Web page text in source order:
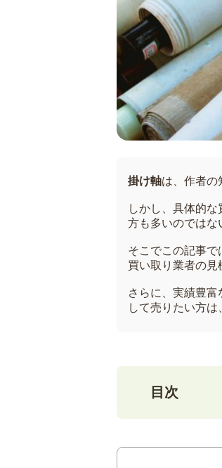
掛け軸は、作者の
しかし、具体的
方も多いのではな
そこでこの記事で
買い取り業者の見
さらに、実績豊富
して売りたい方は
目次